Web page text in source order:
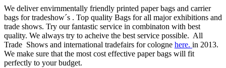
We deliver envirnmentally friendly printed paper bags and carrier
bags for tradeshow´s . Top quality Bags for all major exhibitions and
trade shows. Try our fantastic service in combinaton with best
quality. We always try to acheive the best service possible. All
Trade Shows and international tradefairs for cologne here. in 2013.
We make sure that the most cost effective paper bags will fit
perfectly to your budget.